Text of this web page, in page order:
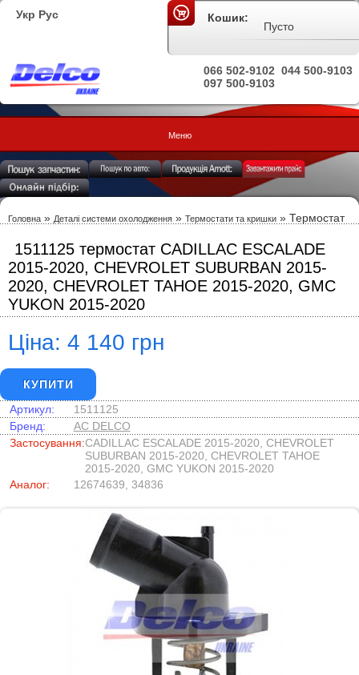
Укр Рус
044 500-9103
066 502-9102
097 500-9103
Кошик:
Пусто
Меню
Головна » Деталі системи охолодження » Термостати та кришки » Термостат
1511125 термостат CADILLAC ESCALADE
2015-2020, CHEVROLET SUBURBAN 2015-
2020, CHEVROLET TAHOE 2015-2020, GMC
YUKON 2015-2020
Ціна: 4 140 грн
КУПИТИ
Артикул:
1511125
Бренд:
AC DELCO
Застосування:CADILLAC ESCALADE 2015-2020, CHEVROLET
SUBURBAN 2015-2020, CHEVROLET TAHOE
2015-2020, GMC YUKON 2015-2020
Аналог:
12674639, 34836